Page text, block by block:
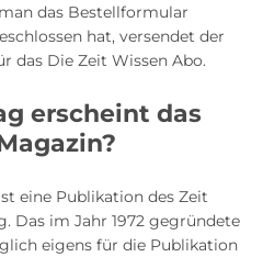
das Bestellformular
hat, versendet der
das Die Zeit Wissen Abo.
erscheint das
eine Publikation des Zeit
Das im Jahr 1972 gegründete
eigens für die Publikation